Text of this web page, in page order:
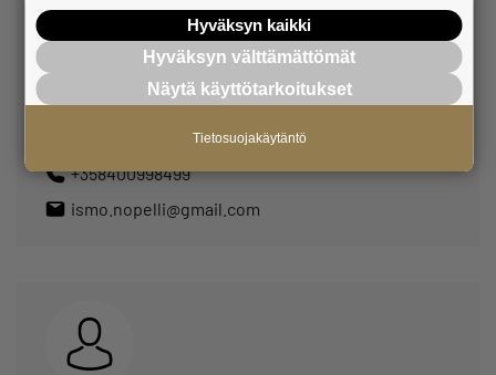
Ismo Nousjoki
Nopelli
Jäsen
+358400998499
ismo.nopelli@gmail.com
Hyväksyn kaikki
Hyväksyn välttämättömät
Näytä käyttötarkoitukset
Tietosuojakäytäntö